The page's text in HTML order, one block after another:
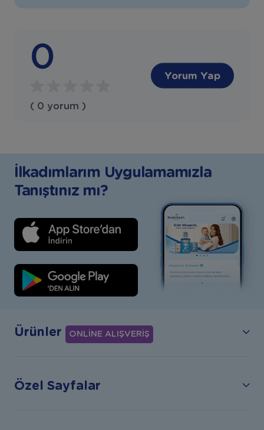
0
( 0 yorum )
Yorum Yap
İlkadımlarım Uygulamamızla
Tanıştınız mı?
Ürünler ONLİNE ALIŞVERİŞ
Özel Sayfalar